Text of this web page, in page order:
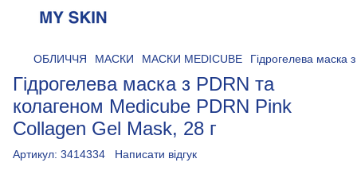
ОБЛИЧЧЯ МАСКИ МАСКИ MEDICUBE Гідрогелева маска
Гідрогелева маска з PDRN та
колагеном Medicube PDRN Pink
Collagen Gel Mask, 28 г
Артикул: 3414334 Написати відгук